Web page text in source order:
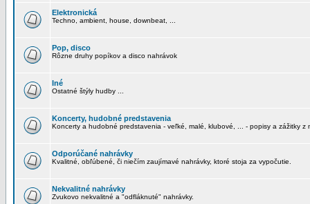
Elektronická
Techno, ambient, house, downbeat, ...
Pop, disco
Rôzne druhy popíkov a disco nahrávok
Iné
Ostatné štýly hudby ...
Koncerty, hudobné predstavenia
Koncerty a hudobné predstavenia - veľké, malé, klubové, ... - popisy a zážitky z
Odporúčané nahrávky
Kvalitné, obľúbené, či niečím zaujímavé nahrávky, ktoré stoja za vypočutie.
Nekvalitné nahrávky
Zvukovo nekvalitné a "odfláknuté" nahrávky.